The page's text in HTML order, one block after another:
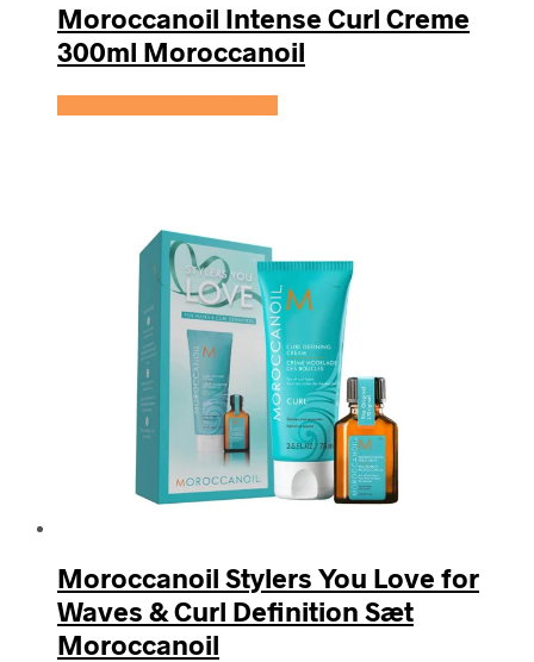
Moroccanoil Intense Curl Creme
300ml Moroccanoil
Moroccanoil Stylers You Love for
Waves & Curl Definition Sæt
Moroccanoil